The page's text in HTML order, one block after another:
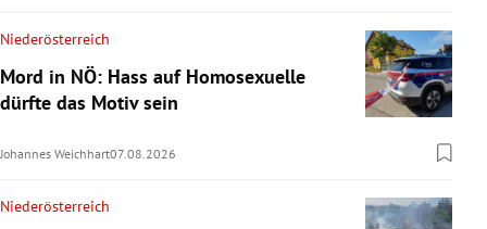
Niederösterreich
Mord in NÖ: Hass auf Homosexuelle
dürfte das Motiv sein
Johannes Weichhart07.08.2026
Niederösterreich